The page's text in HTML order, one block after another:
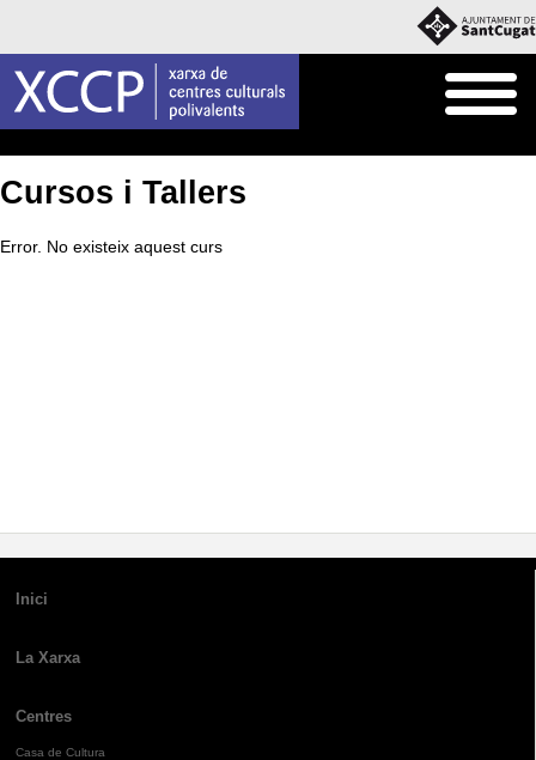
Cursos i Tallers
Error. No existeix aquest curs
Inici
La Xarxa
Centres
Casa de Cultura